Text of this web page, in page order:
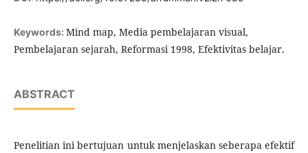
Keywords: Mind map, Media pembelajaran visual,
Pembelajaran sejarah, Reformasi 1998, Efektivitas belajar.
ABSTRACT
Penelitian ini bertujuan untuk menjelaskan seberapa efektif